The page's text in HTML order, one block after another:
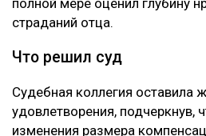
жалобе указывалось, что Пак,
алкогольного опьянения,
дорожного движения, выехал
человека, включая
Кроме того, потерпевший